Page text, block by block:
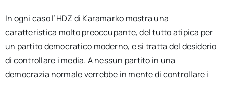
In ogni caso l’HDZ di Karamarko mostra una
caratteristica molto preoccupante, del tutto atipica per
un partito democratico moderno, e si tratta del desiderio
di controllare i media. A nessun partito in una
democrazia normale verrebbe in mente di controllare i